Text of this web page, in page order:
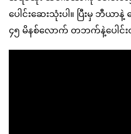
ပေါင်းဆေးသုံးပါ။ ပြီးမှ ဘီယာနဲ့
၄၅ မိနစ်လောက် တဘက်နဲ့ပေါင်းထာ